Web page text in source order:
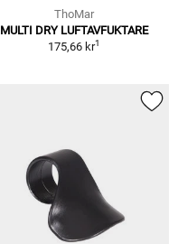
ThoMar
MULTI DRY LUFTAVFUKTARE
175,66 kr1